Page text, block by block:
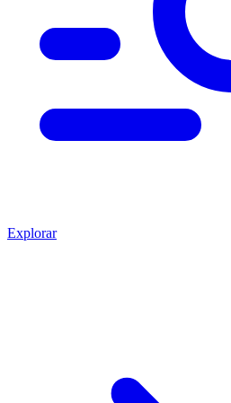
Explorar